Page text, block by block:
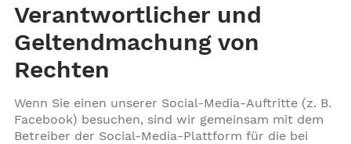
Verantwortlicher und
Geltendmachung von
Rechten
Wenn Sie einen unserer Social-Media-Auftritte (z. B.
Facebook) besuchen, sind wir gemeinsam mit dem
Betreiber der Social-Media-Plattform für die bei